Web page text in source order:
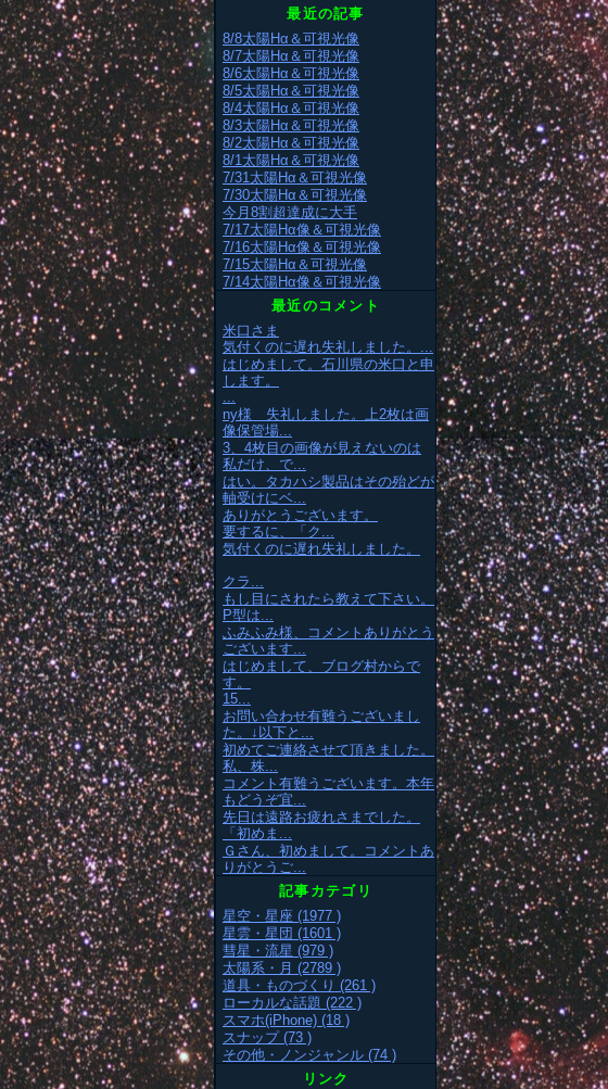
最近の記事
8/8太陽Hα＆可視光像
8/7太陽Hα＆可視光像
8/6太陽Hα＆可視光像
8/5太陽Hα＆可視光像
8/4太陽Hα＆可視光像
8/3太陽Hα＆可視光像
8/2太陽Hα＆可視光像
8/1太陽Hα＆可視光像
7/31太陽Hα＆可視光像
7/30太陽Hα＆可視光像
今月8割超達成に大手
7/17太陽Hα像＆可視光像
7/16太陽Hα像＆可視光像
7/15太陽Hα＆可視光像
7/14太陽Hα像＆可視光像
最近のコメント
米口さま
気付くのに遅れ失礼しました。...
はじめまして。石川県の米口と申
します。
...
ny様 失礼しました。上2枚は画
像保管場...
3、4枚目の画像が見えないのは
私だけ、で...
はい。タカハシ製品はその殆どが
軸受けにベ...
ありがとうございます。
要するに、「ク...
気付くのに遅れ失礼しました。
クラ...
もし目にされたら教えて下さい。
P型は...
ふみふみ様、コメントありがとう
ございます...
はじめまして、ブログ村からで
す。
15...
お問い合わせ有難うございまし
た。↓以下と...
初めてご連絡させて頂きました。
私、株...
コメント有難うございます。本年
もどうぞ宜...
先日は遠路お疲れさまでした。
「初めま...
Ｇさん、初めまして。コメントあ
りがとうご...
記事カテゴリ
星空・星座 (1977 )
星雲・星団 (1601 )
彗星・流星 (979 )
太陽系・月 (2789 )
道具・ものづくり (261 )
ローカルな話題 (222 )
スマホ(iPhone) (18 )
スナップ (73 )
その他・ノンジャンル (74 )
リンク